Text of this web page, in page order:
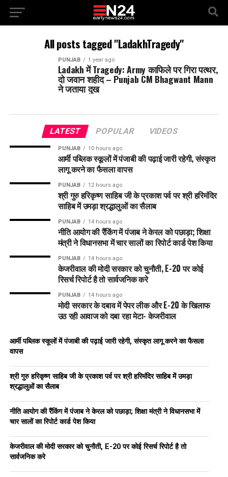
All posts tagged "LadakhTragedy"
PUNJAB 1 year ago
Ladakh में Tragedy: Army काफिले पर गिरा पत्थर,
दो जवान शहीद – Punjab CM Bhagwant Mann
ने जताया दुख
LATEST POPULAR VIDEOS
PUNJAB 10 hours ago
आर्मी पब्लिक स्कूलों में पंजाबी की पढ़ाई जारी रहेगी, संस्कृत
लागू करने का फैसला वापस
PUNJAB 12 hours ago
श्री गुरु हरिकृष्ण साहिब जी के प्रकाश पर्व पर श्री हरिमंदिर
साहिब में उमड़ा श्रद्धालुओं का सैलाब
PUNJAB 14 hours ago
नीति आयोग की रैंकिंग में पंजाब ने केरल को पछाड़ा; शिक्षा
मंत्री ने विधानसभा में चार सालों का रिपोर्ट कार्ड पेश किया
PUNJAB 14 hours ago
केजरीवाल की मोदी सरकार को चुनौती, E-20 पर कोई
रिसर्च रिपोर्ट है तो सार्वजनिक करे
PUNJAB 14 hours ago
मोदी सरकार के दबाव में पेपर लीक और E-20 के खिलाफ
उठ रही आवाज को दबा रहा मेटा- केजरीवाल
आर्मी पब्लिक स्कूलों में पंजाबी की पढ़ाई जारी रहेगी, संस्कृत लागू करने का फैसला
वापस
श्री गुरु हरिकृष्ण साहिब जी के प्रकाश पर्व पर श्री हरिमंदिर साहिब में उमड़ा
श्रद्धालुओं का सैलाब
नीति आयोग की रैंकिंग में पंजाब ने केरल को पछाड़ा; शिक्षा मंत्री ने विधानसभा में
चार सालों का रिपोर्ट कार्ड पेश किया
केजरीवाल की मोदी सरकार को चुनौती, E-20 पर कोई रिसर्च रिपोर्ट है तो
सार्वजनिक करे